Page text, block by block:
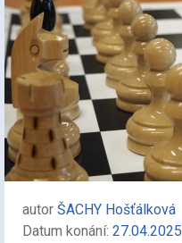
autor ŠACHY Hošťálková
Datum konání: 27.04.2025